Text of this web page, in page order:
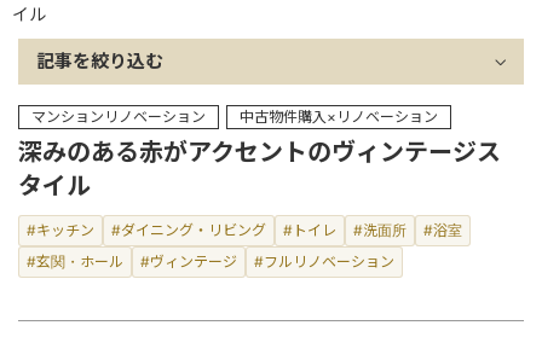
イル
記事を絞り込む
マンションリノベーション 中古物件購入×リノベーション
深みのある赤がアクセントのヴィンテージス
タイル
#キッチン #ダイニング・リビング #トイレ #洗面所
#浴室
#玄関・ホール
#ヴィンテージ #フルリノベーション